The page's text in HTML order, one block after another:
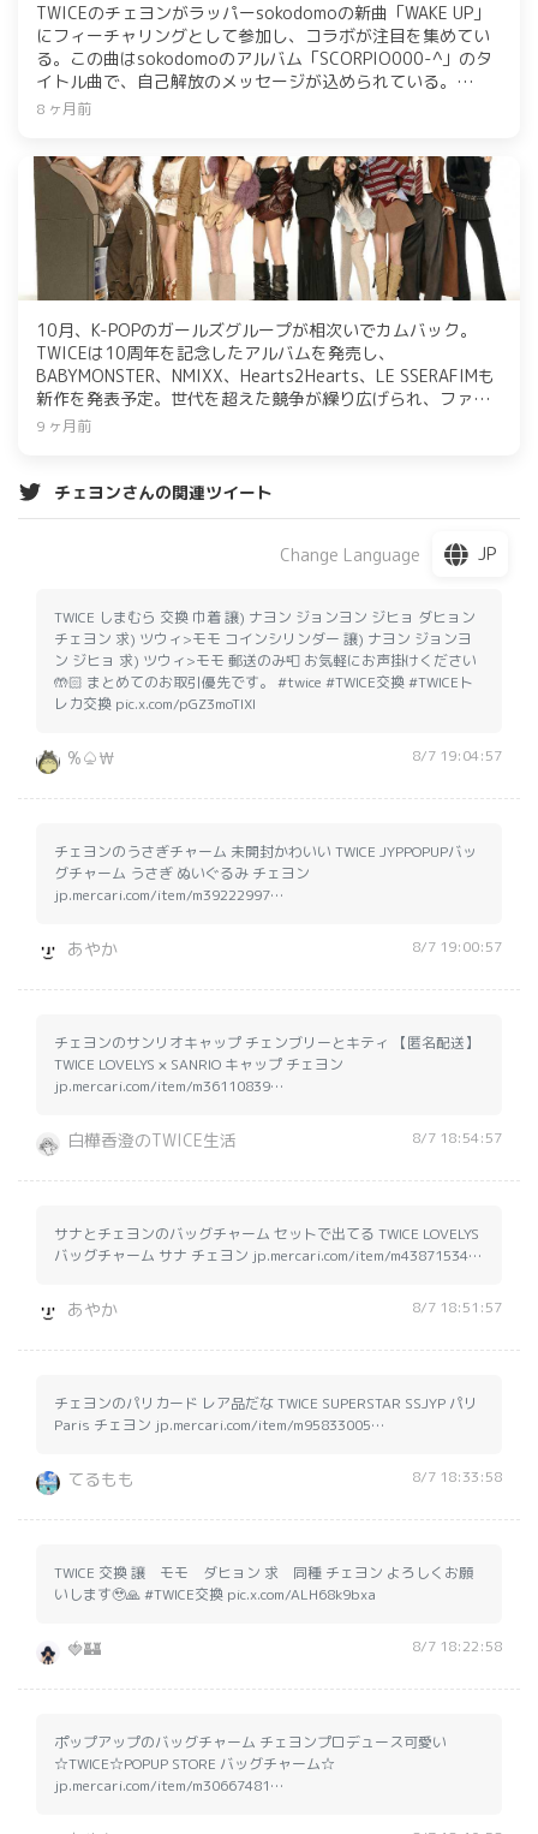
TWICEのチェヨンがラッパーsokodomoの新曲「WAKE UP」
にフィーチャリングとして参加し、コラボが注目を集めてい
る。この曲はsokodomoのアルバム「SCORPIO000-^」のタ
イトル曲で、自己解放のメッセージが込められている。
TWICEはデビュー10周年を迎え、4thフルアルバムやスペシ
8 ヶ月前
10月、K-POPのガールズグループが相次いでカムバック。
TWICEは10周年を記念したアルバムを発売し、
BABYMONSTER、NMIXX、Hearts2Hearts、LE SSERAFIMも
新作を発表予定。世代を超えた競争が繰り広げられ、ファン
の期待が高まっている。特にTWICEのアルバムやファンミー
9 ヶ月前
チェヨンさんの関連ツイート
Change Language JP
TWICE しまむら 交換 巾着 譲) ナヨン ジョンヨン ジヒョ ダヒョン
チェヨン 求) ツウィ>モモ コインシリンダー 譲) ナヨン ジョンヨ
ン ジヒョ 求) ツウィ>モモ 郵送のみ📮 お気軽にお声掛けください
🤲🏻 まとめてのお取引優先です。 #twice #TWICE交換 #TWICEト
レカ交換 pic.x.com/pGZ3moTIXI
%♤₩ 8/7 19:04:57
チェヨンのうさぎチャーム 未開封かわいい TWICE JYPPOPUPバッ
グチャーム うさぎ ぬいぐるみ チェヨン
jp.mercari.com/item/m39222997…
あやか 8/7 19:00:57
チェヨンのサンリオキャップ チェンブリーとキティ 【匿名配送】
TWICE LOVELYS × SANRIO キャップ チェヨン
jp.mercari.com/item/m36110839…
白樺香澄のTWICE生活 8/7 18:54:57
サナとチェヨンのバッグチャーム セットで出てる TWICE LOVELYS
バッグチャーム サナ チェヨン jp.mercari.com/item/m43871534…
あやか 8/7 18:51:57
チェヨンのパリカード レア品だな TWICE SUPERSTAR SSJYP パリ
Paris チェヨン jp.mercari.com/item/m95833005…
てるもも 8/7 18:33:58
TWICE 交換 譲 モモ ダヒョン 求 同種 チェヨン よろしくお願
いします🥹🙏 #TWICE交換 pic.x.com/ALH68k9bxa
🍓🏰 8/7 18:22:58
ポップアップのバッグチャーム チェヨンプロデュース可愛い
☆TWICE☆POPUP STORE バッグチャーム☆
jp.mercari.com/item/m30667481…